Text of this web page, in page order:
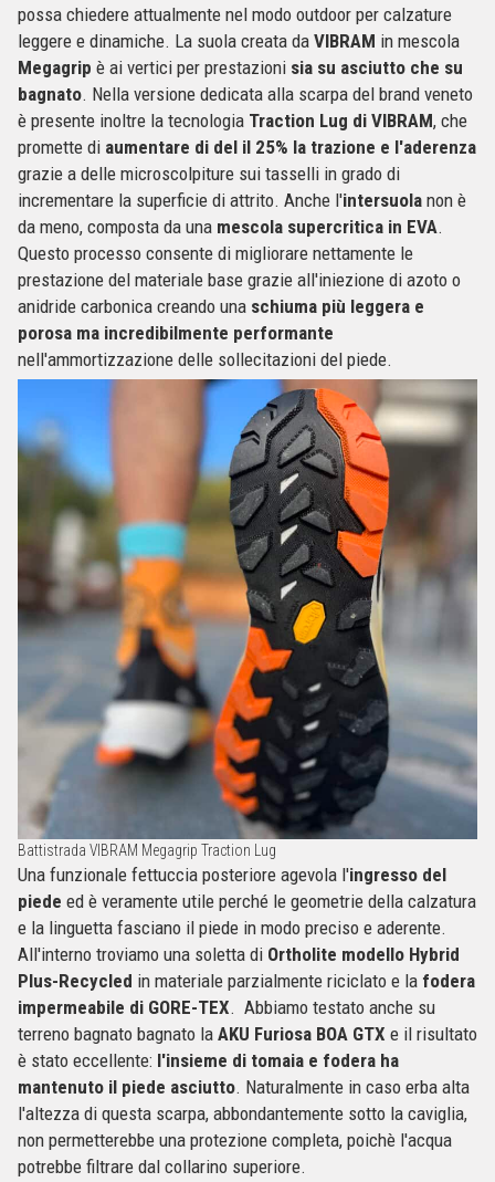
possa chiedere attualmente nel modo outdoor per calzature
leggere e dinamiche. La suola creata da VIBRAM in mescola
Megagrip è ai vertici per prestazioni sia su asciutto che su
bagnato. Nella versione dedicata alla scarpa del brand veneto
è presente inoltre la tecnologia Traction Lug di VIBRAM, che
promette di aumentare di del il 25% la trazione e l'aderenza
grazie a delle microscolpiture sui tasselli in grado di
incrementare la superficie di attrito. Anche l'intersuola non è
da meno, composta da una mescola supercritica in EVA.
Questo processo consente di migliorare nettamente le
prestazione del materiale base grazie all'iniezione di azoto o
anidride carbonica creando una schiuma più leggera e
porosa ma incredibilmente performante
nell'ammortizzazione delle sollecitazioni del piede.
Battistrada VIBRAM Megagrip Traction Lug
Una funzionale fettuccia posteriore agevola l'ingresso del
piede ed è veramente utile perché le geometrie della calzatura
e la linguetta fasciano il piede in modo preciso e aderente.
All'interno troviamo una soletta di Ortholite modello Hybrid
Plus-Recycled in materiale parzialmente riciclato e la fodera
impermeabile di GORE-TEX. Abbiamo testato anche su
terreno bagnato bagnato la AKU Furiosa BOA GTX e il risultato
è stato eccellente: l'insieme di tomaia e fodera ha
mantenuto il piede asciutto. Naturalmente in caso erba alta
l'altezza di questa scarpa, abbondantemente sotto la caviglia,
non permetterebbe una protezione completa, poichè l'acqua
potrebbe filtrare dal collarino superiore.